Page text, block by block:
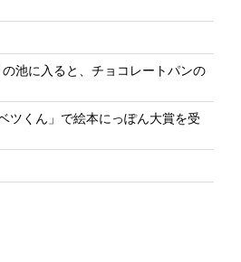
池に入ると、チョコレートパンの
ツくん」で絵本にっぽん大賞を受